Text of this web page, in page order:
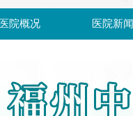
医院概况 医院新闻